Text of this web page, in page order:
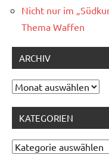
Nicht nur im
Thema Waffen
ARCHIV
Archiv
KATEGORIEN
Kategorien